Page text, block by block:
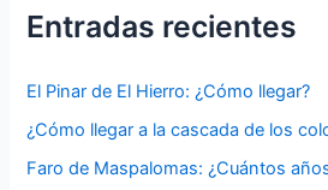
r
r
:
Entradas recientes
El Pinar de El Hierro: ¿Cómo llegar?
¿Cómo llegar a la cascada de los
Faro de Maspalomas: ¿Cuántos